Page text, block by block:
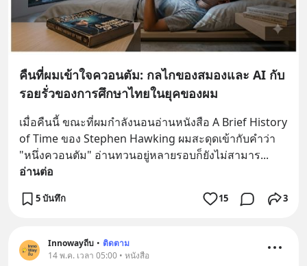
คืนที่ผมเข้าใจควอนตัม: กลไกของสมองและ AI กับ
รอยรั่วของการศึกษาไทยในยุคของผม
เมื่อคืนนี้ ขณะที่ผมกำลังนอนอ่านหนังสือ A Brief History
of Time ของ Stephen Hawking ผมสะดุดเข้ากับคำว่า
"หนึ่งควอนตัม" อ่านทวนอยู่หลายรอบก็ยังไม่สามาร
อ่านต่อ
5 บันทึก 15 3
Innowayถีบ • ติดตาม
14 พ.ค. เวลา 05:00 • หนังสือ